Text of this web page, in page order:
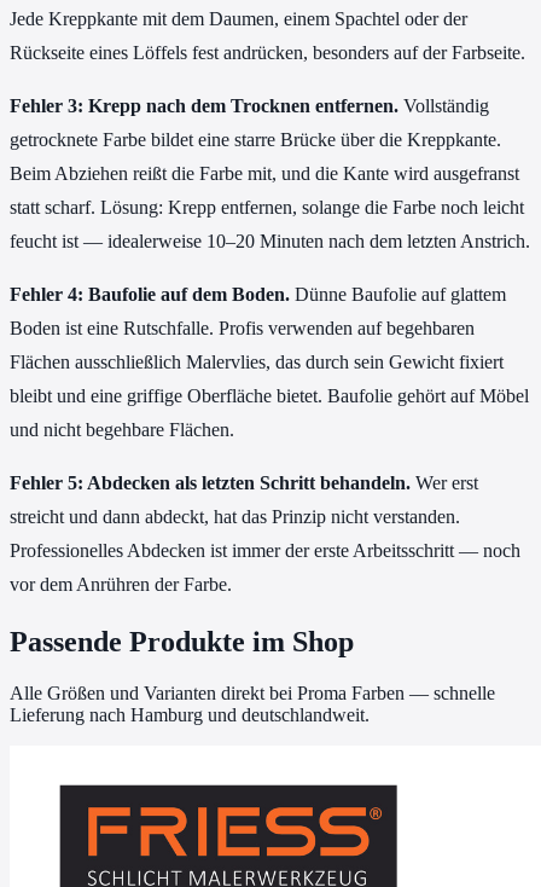
Jede Kreppkante mit dem Daumen, einem Spachtel oder der
Rückseite eines Löffels fest andrücken, besonders auf der Farbseite.
Fehler 3: Krepp nach dem Trocknen entfernen. Vollständig
getrocknete Farbe bildet eine starre Brücke über die Kreppkante.
Beim Abziehen reißt die Farbe mit, und die Kante wird ausgefranst
statt scharf. Lösung: Krepp entfernen, solange die Farbe noch leicht
feucht ist — idealerweise 10–20 Minuten nach dem letzten Anstrich.
Fehler 4: Baufolie auf dem Boden. Dünne Baufolie auf glattem
Boden ist eine Rutschfalle. Profis verwenden auf begehbaren
Flächen ausschließlich Malervlies, das durch sein Gewicht fixiert
bleibt und eine griffige Oberfläche bietet. Baufolie gehört auf Möbel
und nicht begehbare Flächen.
Fehler 5: Abdecken als letzten Schritt behandeln. Wer erst
streicht und dann abdeckt, hat das Prinzip nicht verstanden.
Professionelles Abdecken ist immer der erste Arbeitsschritt — noch
vor dem Anrühren der Farbe.
Passende Produkte im Shop
Alle Größen und Varianten direkt bei Proma Farben — schnelle
Lieferung nach Hamburg und deutschlandweit.